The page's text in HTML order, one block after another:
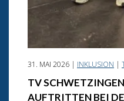
31. MAI 2026 | INKLUSION |
TV
AUFTRITTEN BEI